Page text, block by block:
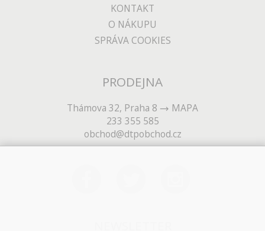
KONTAKT
O NÁKUPU
SPRÁVA COOKIES
PRODEJNA
Thámova 32, Praha 8
MAPA
233 355 585
obchod@dtpobchod.cz